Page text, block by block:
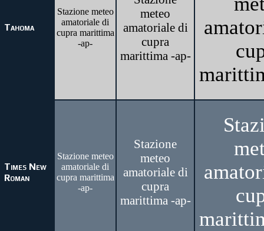
Tahoma
Stazione meteo
amatoriale di
cupra marittima
-ap-
meteo
amatoriale di
cupra
marittima -ap-
Times New
Roman
Stazione meteo
amatoriale di
cupra marittima
-ap-
Stazione
meteo
amatoriale di
cupra
marittima -ap-